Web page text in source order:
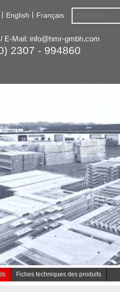
| English | Français
E-Mail: info@hmr-gmbh.com
2307 - 994860
Fiches techniques des produits